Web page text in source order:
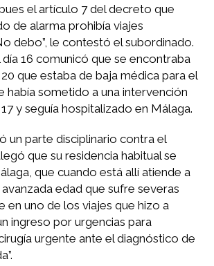
el artículo 7 del decreto que
de alarma prohibía viajes
debo”, le contestó el subordinado.
16 comunicó que se encontraba
que estaba de baja médica para el
había sometido a una intervención
y seguía hospitalizado en Málaga.
un parte disciplinario contra el
que su residencia habitual se
que cuando está allí atiende a
edad que sufre severas
en uno de los viajes que hizo a
ingreso por urgencias para
urgente ante el diagnóstico de